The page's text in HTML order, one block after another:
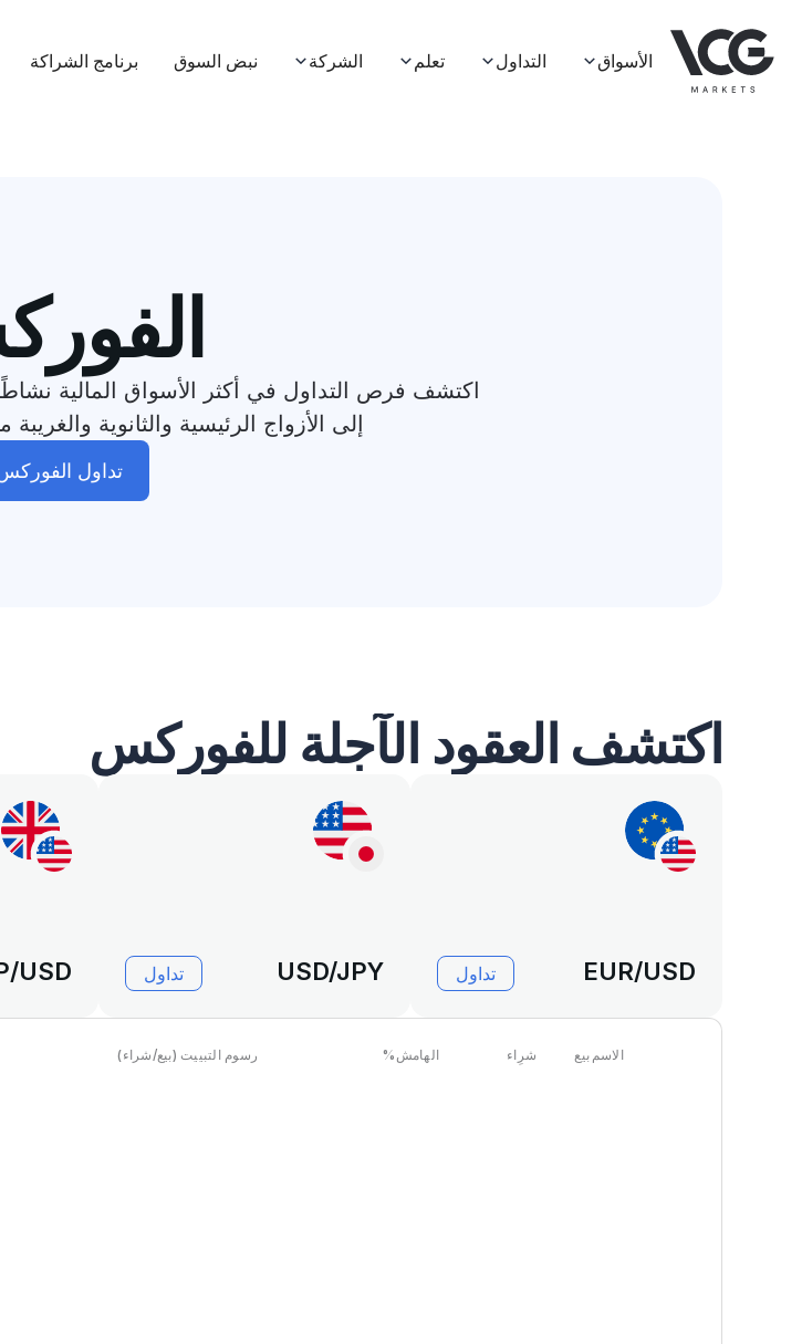
الأسواق التداول تعلم الشركة نبض السوق برنامج الشراكة
اكتشف فرص التداول في أكثر الأسواق المالية
إلى الأزواج الرئيسية والثانوية
تداول
اكتشف العقود الآجلة للفوركس
EUR/USD تداول USD/JPY تداول USD
الاسم بيع شرِاء الهامش % رسوم التبييت (بيع/شراء)